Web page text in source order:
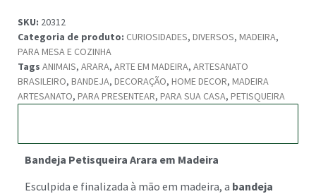
SKU: 20312
Categoria de produto: CURIOSIDADES, DIVERSOS, MADEIRA,
PARA MESA E COZINHA
Tags ANIMAIS, ARARA, ARTE EM MADEIRA, ARTESANATO
BRASILEIRO, BANDEJA, DECORAÇÃO, HOME DECOR, MADEIRA
ARTESANATO, PARA PRESENTEAR, PARA SUA CASA, PETISQUEIRA
Bandeja Petisqueira Arara em Madeira
Esculpida e finalizada à mão em madeira, a bandeja